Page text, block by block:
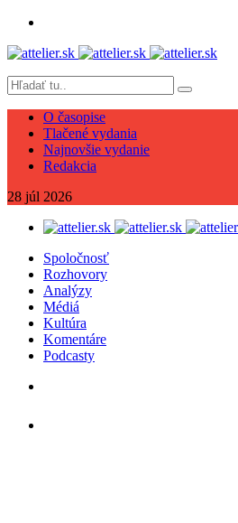
O časopise
Tlačené vydania
Najnovšie vydanie
Redakcia
28 júl 2026
Spoločnosť
Rozhovory
Analýzy
Médiá
Kultúra
Komentáre
Podcasty